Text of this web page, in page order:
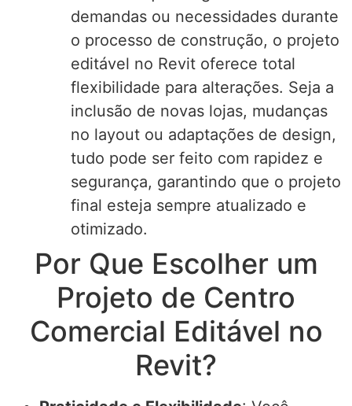
demandas ou necessidades durante
o processo de construção, o projeto
editável no Revit oferece total
flexibilidade para alterações. Seja a
inclusão de novas lojas, mudanças
no layout ou adaptações de design,
tudo pode ser feito com rapidez e
segurança, garantindo que o projeto
final esteja sempre atualizado e
otimizado.
Por Que Escolher um
Projeto de Centro
Comercial Editável no
Revit?